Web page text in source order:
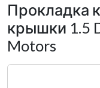
Прокладка
крышки 1.5
Motors